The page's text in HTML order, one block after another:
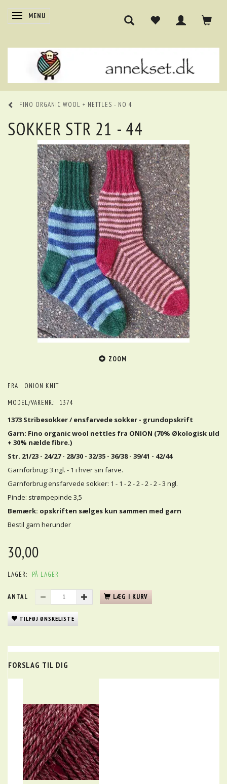
SKIFTE NAVIGATION
MENU
FINO ORGANIC WOOL + NETTLES - NO 4
SOKKER STR 21 - 44
ZOOM
FRA:
ONION KNIT
MODEL/VARENR.:
1374
1373 Stribesokker / ensfarvede sokker - grundopskrift
Garn: Fino organic wool nettles fra ONION (70% Økologisk uld
+ 30% nælde fibre.)
Str. 21/23 - 24/27 - 28/30 - 32/35 - 36/38 - 39/41 - 42/44
Garnforbrug: 3 ngl. - 1 i hver sin farve.
Garnforbrug ensfarvede sokker: 1 - 1 - 2 - 2 - 2 - 2 - 3 ngl.
Pinde: strømpepinde 3,5
Bemærk: opskriften sælges kun sammen med garn
Bestil garn herunder
30,00
LAGER: PÅ LAGER
ANTAL LÆG I KURV
TILFØJ ØNSKELISTE
FORSLAG TIL DIG